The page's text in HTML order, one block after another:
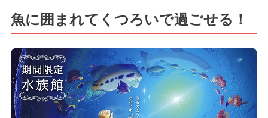
魚に囲まれてくつろいで過ごせる！